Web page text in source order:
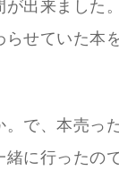
が出来ました
らせていた本
。で、本売っ
に行ったので